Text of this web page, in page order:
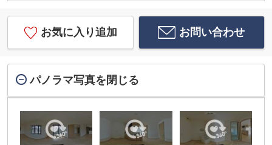
お気に入り追加 お問い合わせ
パノラマ写真を閉じる